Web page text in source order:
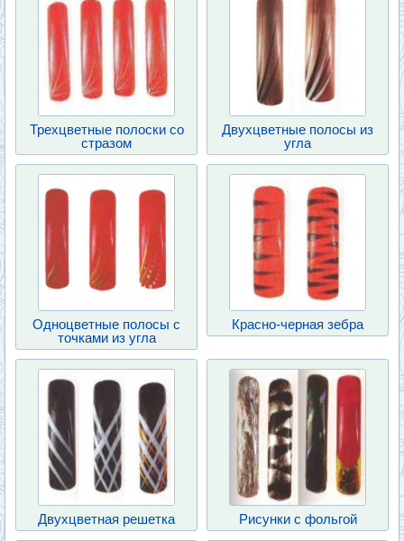
Трехцветные полоски со
стразом
Двухцветные полосы из
угла
Одноцветные полосы с
точками из угла
Красно-черная зебра
Двухцветная решетка Рисунки с фольгой